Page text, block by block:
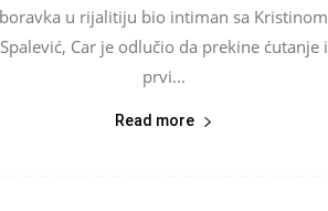
boravka u rijalitiju bio intiman sa Kristinom
Spalević, Car je odlučio da prekine ćutanje i
prvi...
Read more